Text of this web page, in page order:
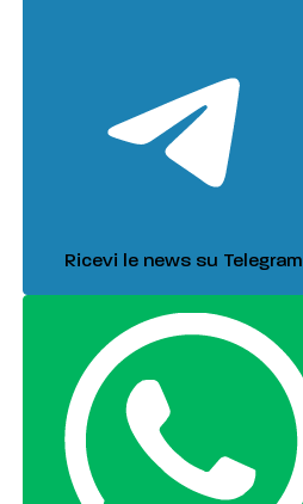
Ricevi le news su Telegram